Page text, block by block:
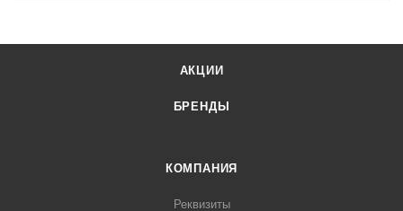
АКЦИИ
БРЕНДЫ
КОМПАНИЯ
Реквизиты